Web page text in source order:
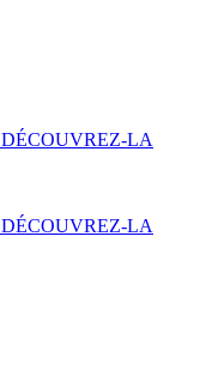
DÉCOUVREZ-LA
DÉCOUVREZ-LA